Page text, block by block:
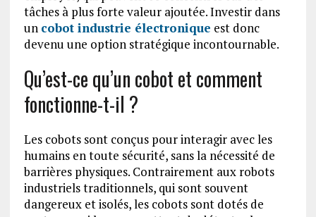
tâches à plus forte valeur ajoutée. Investir dans
un cobot industrie électronique est donc
devenu une option stratégique incontournable.
Qu’est-ce qu’un cobot et comment
fonctionne-t-il ?
Les cobots sont conçus pour interagir avec les
humains en toute sécurité, sans la nécessité de
barrières physiques. Contrairement aux robots
industriels traditionnels, qui sont souvent
dangereux et isolés, les cobots sont dotés de